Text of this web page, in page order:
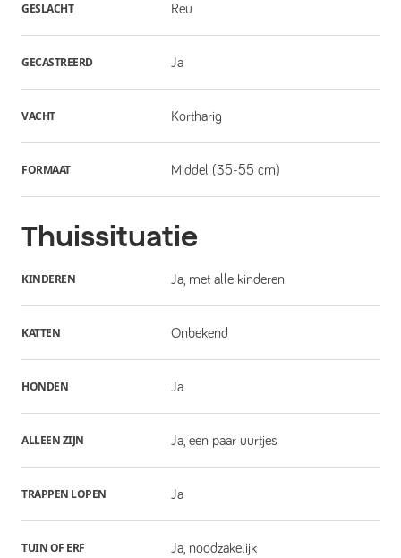
GESLACHT Reu
GECASTREERD Ja
VACHT Kortharig
FORMAAT Middel (35-55 cm)
Thuissituatie
KINDEREN Ja, met alle kinderen
KATTEN Onbekend
HONDEN Ja
ALLEEN ZIJN Ja, een paar uurtjes
TRAPPEN LOPEN Ja
TUIN OF ERF Ja, noodzakelijk